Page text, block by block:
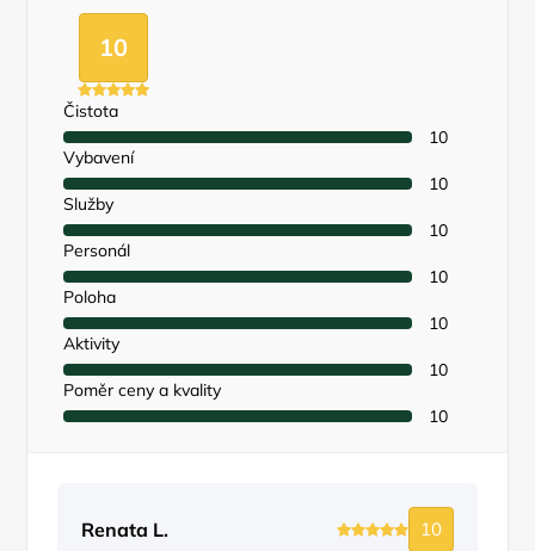
10
Čistota
10
Vybavení
10
Služby
10
Personál
10
Poloha
10
Aktivity
10
Poměr ceny a kvality
10
Renata L. 10